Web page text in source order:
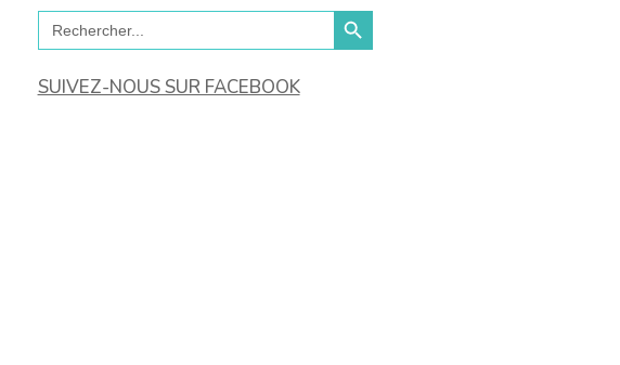
Search
for:
Search Button
SUIVEZ-NOUS SUR FACEBOOK